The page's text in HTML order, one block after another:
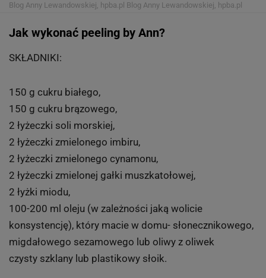
Blog Anny Lewandowskiej, hpba.pl Blog Anny Lewandowskiej, hpba.pl
Jak wykonać peeling by Ann?
SKŁADNIKI:
150 g cukru białego,
150 g cukru brązowego,
2 łyżeczki soli morskiej,
2 łyżeczki zmielonego imbiru,
2 łyżeczki zmielonego cynamonu,
2 łyżeczki zmielonej gałki muszkatołowej,
2 łyżki miodu,
100-200 ml oleju (w zależności jaką wolicie
konsystencję), który macie w domu- słonecznikowego,
migdałowego sezamowego lub oliwy z oliwek
czysty szklany lub plastikowy słoik.